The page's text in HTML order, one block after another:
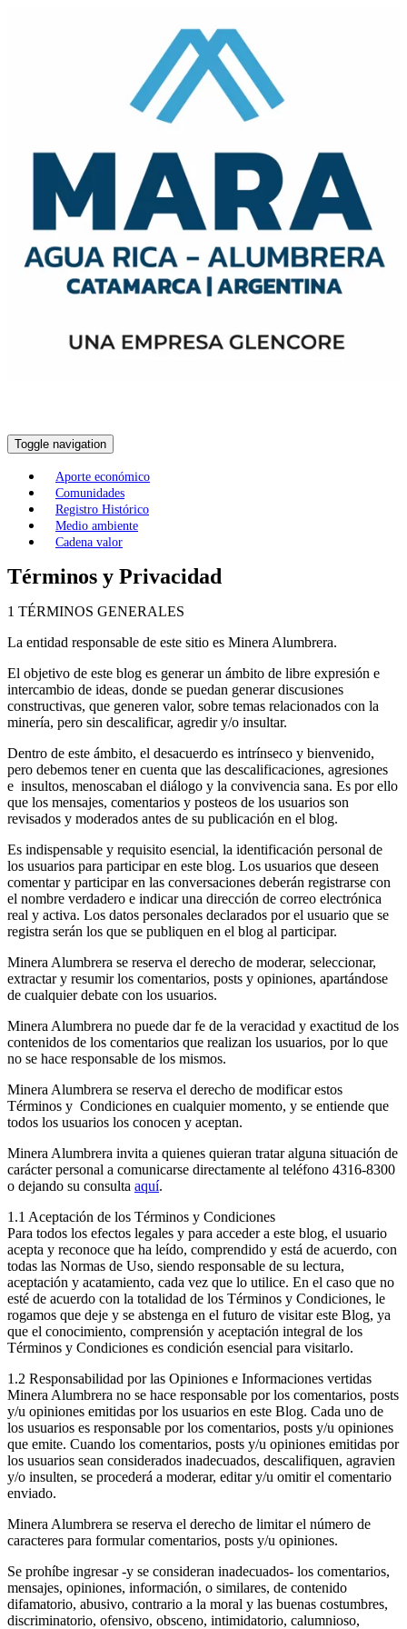
Toggle navigation
Aporte económico
Comunidades
Registro Histórico
Medio ambiente
Cadena valor
Términos y Privacidad
1 TÉRMINOS GENERALES
La entidad responsable de este sitio es Minera Alumbrera.
El objetivo de este blog es generar un ámbito de libre expresión e
intercambio de ideas, donde se puedan generar discusiones
constructivas, que generen valor, sobre temas relacionados con la
minería, pero sin descalificar, agredir y/o insultar.
Dentro de este ámbito, el desacuerdo es intrínseco y bienvenido,
pero debemos tener en cuenta que las descalificaciones, agresiones
e insultos, menoscaban el diálogo y la convivencia sana. Es por ello
que los mensajes, comentarios y posteos de los usuarios son
revisados y moderados antes de su publicación en el blog.
Es indispensable y requisito esencial, la identificación personal de
los usuarios para participar en este blog. Los usuarios que deseen
comentar y participar en las conversaciones deberán registrarse con
el nombre verdadero e indicar una dirección de correo electrónica
real y activa. Los datos personales declarados por el usuario que se
registra serán los que se publiquen en el blog al participar.
Minera Alumbrera se reserva el derecho de moderar, seleccionar,
extractar y resumir los comentarios, posts y opiniones, apartándose
de cualquier debate con los usuarios.
Minera Alumbrera no puede dar fe de la veracidad y exactitud de los
contenidos de los comentarios que realizan los usuarios, por lo que
no se hace responsable de los mismos.
Minera Alumbrera se reserva el derecho de modificar estos
Términos y Condiciones en cualquier momento, y se entiende que
todos los usuarios los conocen y aceptan.
Minera Alumbrera invita a quienes quieran tratar alguna situación de
carácter personal a comunicarse directamente al teléfono 4316-8300
o dejando su consulta aquí.
1.1 Aceptación de los Términos y Condiciones
Para todos los efectos legales y para acceder a este blog, el usuario
acepta y reconoce que ha leído, comprendido y está de acuerdo, con
todas las Normas de Uso, siendo responsable de su lectura,
aceptación y acatamiento, cada vez que lo utilice. En el caso que no
esté de acuerdo con la totalidad de los Términos y Condiciones, le
rogamos que deje y se abstenga en el futuro de visitar este Blog, ya
que el conocimiento, comprensión y aceptación integral de los
Términos y Condiciones es condición esencial para visitarlo.
1.2 Responsabilidad por las Opiniones e Informaciones vertidas
Minera Alumbrera no se hace responsable por los comentarios, posts
y/u opiniones emitidas por los usuarios en este Blog. Cada uno de
los usuarios es responsable por los comentarios, posts y/u opiniones
que emite. Cuando los comentarios, posts y/u opiniones emitidas por
los usuarios sean considerados inadecuados, descalifiquen, agravien
y/o insulten, se procederá a moderar, editar y/u omitir el comentario
enviado.
Minera Alumbrera se reserva el derecho de limitar el número de
caracteres para formular comentarios, posts y/u opiniones.
Se prohíbe ingresar -y se consideran inadecuados- los comentarios,
mensajes, opiniones, información, o similares, de contenido
difamatorio, abusivo, contrario a la moral y las buenas costumbres,
discriminatorio, ofensivo, obsceno, intimidatorio, calumnioso,